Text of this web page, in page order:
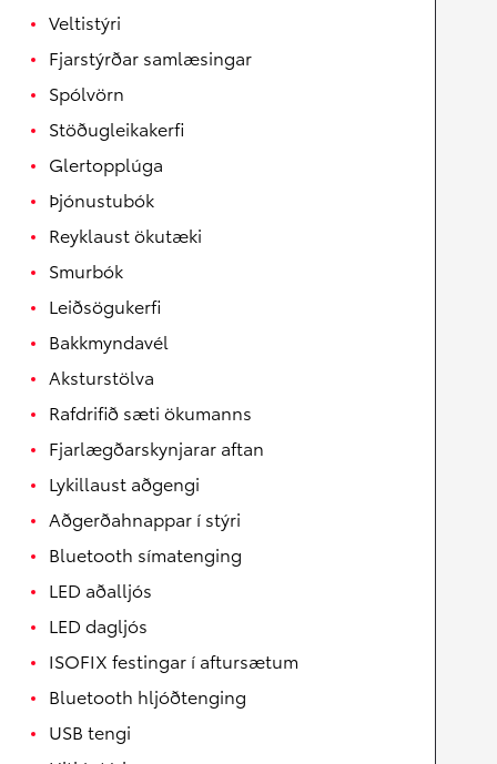
Veltistýri
Fjarstýrðar samlæsingar
Spólvörn
Stöðugleikakerfi
Glertopplúga
Þjónustubók
Reyklaust ökutæki
Smurbók
Leiðsögukerfi
Bakkmyndavél
Aksturstölva
Rafdrifið sæti ökumanns
Fjarlægðarskynjarar aftan
Lykillaust aðgengi
Aðgerðahnappar í stýri
Bluetooth símatenging
LED aðalljós
LED dagljós
ISOFIX festingar í aftursætum
Bluetooth hljóðtenging
USB tengi